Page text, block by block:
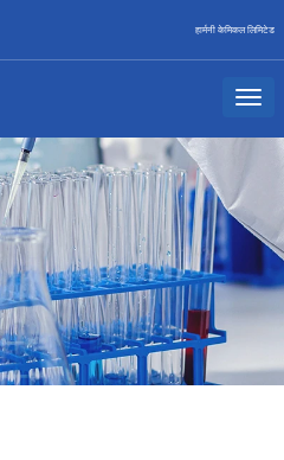
हार्मनी केमिकल लिमिटेड